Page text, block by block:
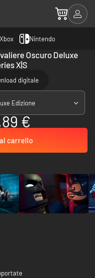
Xbox Nintendo
Oscuro Deluxe
X|S
digitale
Edizione
€
carrello